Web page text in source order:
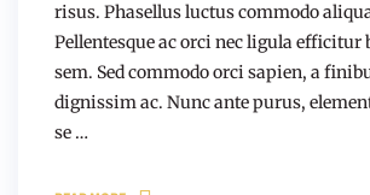
risus. Phasellus luctus commodo
Pellentesque ac orci nec ligula efficitur
sem. Sed commodo orci sapien, a
dignissim ac. Nunc ante purus,
se …